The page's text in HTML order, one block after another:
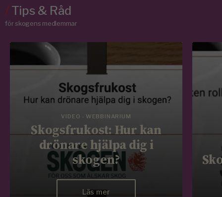
/Tips & Råd
för skogens medlemmar
VIDEO - WEBBINARIUM
Skogsfrukost: Hur kan
drönare hjälpa dig i
skogen?
Läs mer